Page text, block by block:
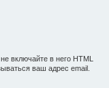
включайте в него HTML
ваш адрес email.